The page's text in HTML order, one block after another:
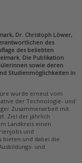
Dr. Christoph Löwer,
des
des beliebten
Die Publikation
sowie deren
Studienmöglichkeiten in
wurde erneut vom
der Technologie- und
Zusammenarbeit mit
Ziel der jährlich
Landkreis einen
und
bieten und dabei die
und